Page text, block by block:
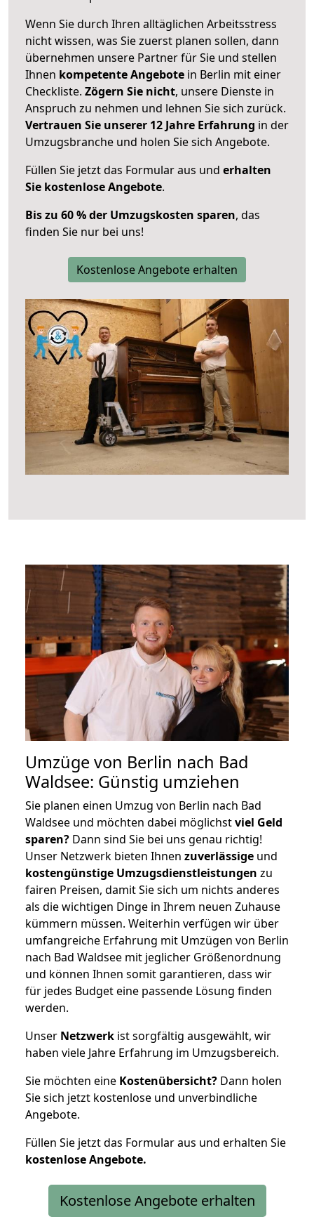
Wenn Sie durch Ihren alltäglichen Arbeitsstress
nicht wissen, was Sie zuerst planen sollen, dann
übernehmen unsere Partner für Sie und stellen
Ihnen kompetente Angebote in Berlin mit einer
Checkliste. Zögern Sie nicht, unsere Dienste in
Anspruch zu nehmen und lehnen Sie sich zurück.
Vertrauen Sie unserer 12 Jahre Erfahrung in der
Umzugsbranche und holen Sie sich Angebote.
Füllen Sie jetzt das Formular aus und erhalten
Sie kostenlose Angebote.
Bis zu 60 % der Umzugskosten sparen, das
finden Sie nur bei uns!
Kostenlose Angebote erhalten
Umzüge von Berlin nach Bad
Waldsee: Günstig umziehen
Sie planen einen Umzug von Berlin nach Bad
Waldsee und möchten dabei möglichstviel Geld
sparen? Dann sind Sie bei uns genau richtig!
Unser Netzwerk bieten Ihnen zuverlässige und
kostengünstige Umzugsdienstleistungen zu
fairen Preisen, damit Sie sich um nichts anderes
als die wichtigen Dinge in Ihrem neuen Zuhause
kümmern müssen. Weiterhin verfügen wir über
umfangreiche Erfahrung mit Umzügen von Berlin
nach Bad Waldsee mit jeglicher Größenordnung
und können Ihnen somit garantieren, dass wir
für jedes Budget eine passende Lösung finden
werden.
Unser Netzwerk ist sorgfältig ausgewählt, wir
haben viele Jahre Erfahrung im Umzugsbereich.
Sie möchten eine Kostenübersicht? Dann holen
Sie sich jetzt kostenlose und unverbindliche
Angebote.
Füllen Sie jetzt das Formular aus und erhalten Sie
kostenloseAngebote.
Kostenlose Angebote erhalten